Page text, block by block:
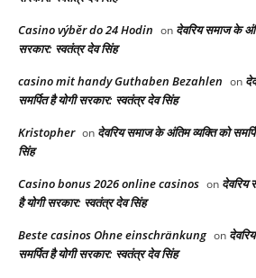
Casino výběr do 24 Hodin on देवरिय समाज के
सरकार: स्वतंत्र देव सिंह
casino mit handy Guthaben Bezahlen on
समर्पित है योगी सरकार: स्वतंत्र देव सिंह
Kristopher on देवरिय समाज के अंतिम व्यक्ति को
सिंह
Casino bonus 2026 online casinos on देवरिय
है योगी सरकार: स्वतंत्र देव सिंह
Beste casinos Ohne einschränkung on
समर्पित है योगी सरकार: स्वतंत्र देव सिंह